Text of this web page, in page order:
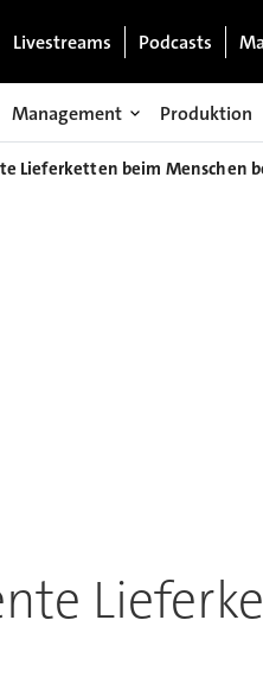
Livestreams Podcasts
Management Produktion
Lieferketten beim Menschen